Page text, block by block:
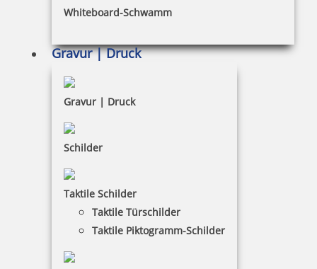
Whiteboard-Schwamm
Gravur | Druck
Gravur | Druck
Schilder
Taktile Schilder
Taktile Türschilder
Taktile Piktogramm-Schilder
Widerruf
Barrierefreiheit
Vertrag widerrufen
Mein Konto